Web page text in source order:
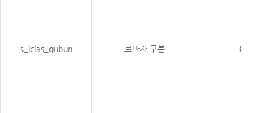
s_lclas_gubun 로마자 구분 3